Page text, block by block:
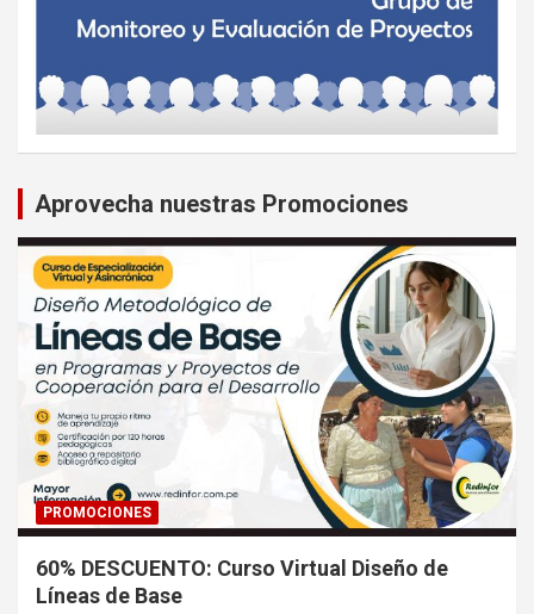
Aprovecha nuestras Promociones
PROMOCIONES
60% DESCUENTO: Curso Virtual Diseño de
Líneas de Base